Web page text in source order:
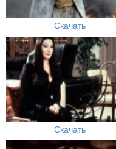
Скачать
Скачать